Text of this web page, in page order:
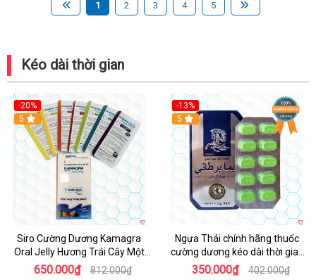
1 2 3 4 5
Kéo dài thời gian
-20%
5
Siro Cường Dương Kamagra
Oral Jelly Hương Trái Cây Một
Hộp 7 Gói 100g
650.000₫ 812.000₫
-13%
Hot
5
Ngựa Thái chính hãng thuốc
cường dương kéo dài thời gian
cho Nam hộp 10 viên
350.000₫ 402.000₫